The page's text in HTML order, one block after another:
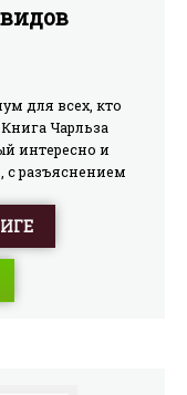
для всех, кто
Чарльза
интересно и
разъяснением